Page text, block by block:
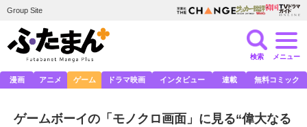
Group Site
検索 メニュー
漫画 アニメ ゲーム ドラマ映画 インタビュー 連載 無料コミック
ゲームボーイの「モノクロ画面」に見る“偉大なる